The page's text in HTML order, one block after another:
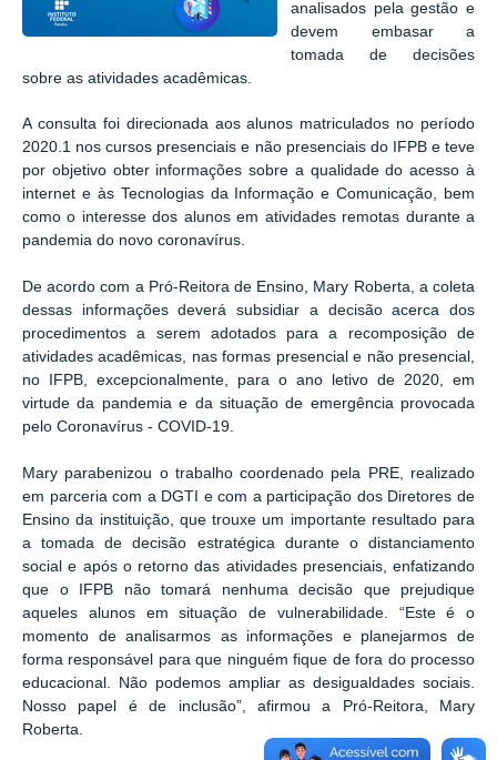
analisados pela gestão e
devem embasar a
tomada de decisões
sobre as atividades acadêmicas.
A consulta foi direcionada aos alunos matriculados no período
2020.1 nos cursos presenciais e não presenciais do IFPB e teve
por objetivo obter informações sobre a qualidade do acesso à
internet e às Tecnologias da Informação e Comunicação, bem
como o interesse dos alunos em atividades remotas durante a
pandemia do novo coronavírus.
De acordo com a Pró-Reitora de Ensino, Mary Roberta, a coleta
dessas informações deverá subsidiar a decisão acerca dos
procedimentos a serem adotados para a recomposição de
atividades acadêmicas, nas formas presencial e não presencial,
no IFPB, excepcionalmente, para o ano letivo de 2020, em
virtude da pandemia e da situação de emergência provocada
pelo Coronavírus - COVID-19.
Mary parabenizou o trabalho coordenado pela PRE, realizado
em parceria com a DGTI e com a participação dos Diretores de
Ensino da instituição, que trouxe um importante resultado para
a tomada de decisão estratégica durante o distanciamento
social e após o retorno das atividades presenciais, enfatizando
que o IFPB não tomará nenhuma decisão que prejudique
aqueles alunos em situação de vulnerabilidade. “Este é o
momento de analisarmos as informações e planejarmos de
forma responsável para que ninguém fique de fora do processo
educacional. Não podemos ampliar as desigualdades sociais.
Nosso papel é de inclusão”, afirmou a Pró-Reitora, Mary
Roberta.